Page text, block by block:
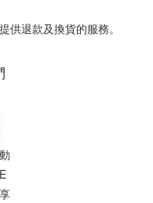
供退款及換貨的服務。